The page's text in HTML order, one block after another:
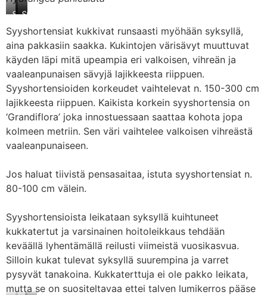
Syyshortensia
Fraise’
kukinnon
alussa
Syyshortensia
Fraise’
kukinnon
keskivaiheilla
Syyshortensia
Fraise’
kukinnon
loppupuolella
Syyshortensiat kukkivat runsaasti myöhään syksyllä,
aina pakkasiin saakka. Kukintojen värisävyt muuttuvat
käyden läpi mitä upeampia eri valkoisen, vihreän ja
vaaleanpunaisen sävyjä lajikkeesta riippuen.
Syyshortensioiden korkeudet vaihtelevat n. 150-300 cm
lajikkeesta riippuen. Kaikista korkein syyshortensia on
‘Grandiflora’ joka innostuessaan saattaa kohota jopa
kolmeen metriin. Sen väri vaihtelee valkoisen vihreästä
vaaleanpunaiseen.
Jos haluat tiivistä pensasaitaa, istuta syyshortensiat n.
80-100 cm välein.
Syyshortensioista leikataan syksyllä kuihtuneet
kukkatertut ja varsinainen hoitoleikkaus tehdään
keväällä lyhentämällä reilusti viimeistä vuosikasvua.
Silloin kukat tulevat syksyllä suurempina ja varret
pysyvät tanakoina. Kukkaterttuja ei ole pakko leikata,
mutta se on suositeltavaa ettei talven lumikerros pääse